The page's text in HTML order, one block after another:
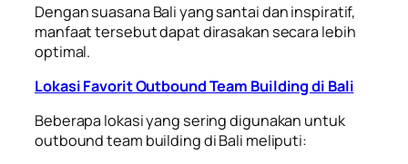
Dengan suasana Bali yang santai dan inspiratif,
manfaat tersebut dapat dirasakan secara lebih
optimal.
Lokasi Favorit Outbound Team Building di Bali
Beberapa lokasi yang sering digunakan untuk
outbound team building di Bali meliputi: